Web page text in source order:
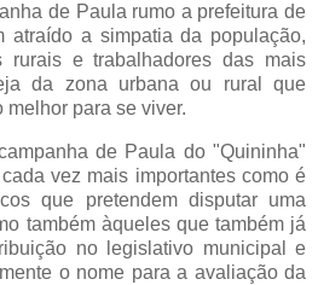
de Paula rumo a prefeitura de
atraído a simpatia da população,
rurais e trabalhadores das mais
da zona urbana ou rural que
melhor para se viver.
de Paula do "Quininha"
vez mais importantes como é
que pretendem disputar uma
também àqueles que também já
no legislativo municipal e
o nome para a avaliação da